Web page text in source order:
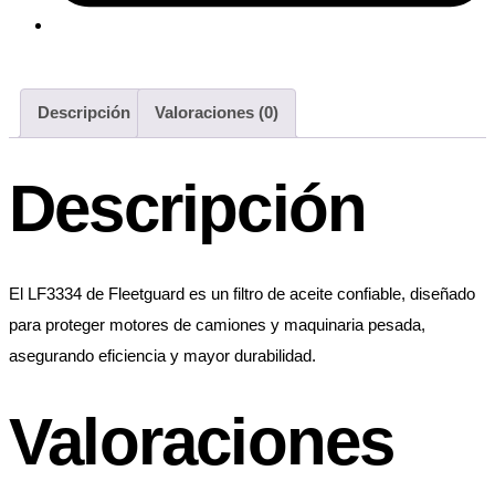
Descripción Valoraciones (0)
Descripción
El LF3334 de Fleetguard es un filtro de aceite confiable, diseñado
para proteger motores de camiones y maquinaria pesada,
asegurando eficiencia y mayor durabilidad.
Valoraciones